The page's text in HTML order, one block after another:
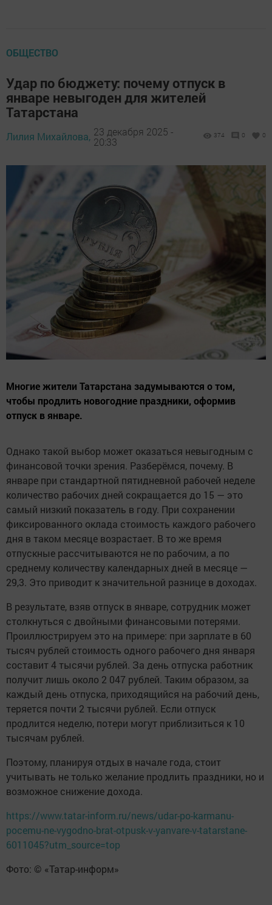
ОБЩЕСТВО
Удар по бюджету: почему отпуск в
январе невыгоден для жителей
Татарстана
Лилия Михайлова, 23 декабря 2025 -
20:33
374 0 0
Многие жители Татарстана задумываются о том,
чтобы продлить новогодние праздники, оформив
отпуск в январе.
Однако такой выбор может оказаться невыгодным с
финансовой точки зрения. Разберёмся, почему. В
январе при стандартной пятидневной рабочей неделе
количество рабочих дней сокращается до 15 — это
самый низкий показатель в году. При сохранении
фиксированного оклада стоимость каждого рабочего
дня в таком месяце возрастает. В то же время
отпускные рассчитываются не по рабочим, а по
среднему количеству календарных дней в месяце —
29,3. Это приводит к значительной разнице в доходах.
В результате, взяв отпуск в январе, сотрудник может
столкнуться с двойными финансовыми потерями.
Проиллюстрируем это на примере: при зарплате в 60
тысяч рублей стоимость одного рабочего дня января
составит 4 тысячи рублей. За день отпуска работник
получит лишь около 2 047 рублей. Таким образом, за
каждый день отпуска, приходящийся на рабочий день,
теряется почти 2 тысячи рублей. Если отпуск
продлится неделю, потери могут приблизиться к 10
тысячам рублей.
Поэтому, планируя отдых в начале года, стоит
учитывать не только желание продлить праздники, но и
возможное снижение дохода.
https://www.tatar-inform.ru/news/udar-po-karmanu-
pocemu-ne-vygodno-brat-otpusk-v-yanvare-v-tatarstane-
6011045?utm_source=top
Фото: © «Татар-информ»